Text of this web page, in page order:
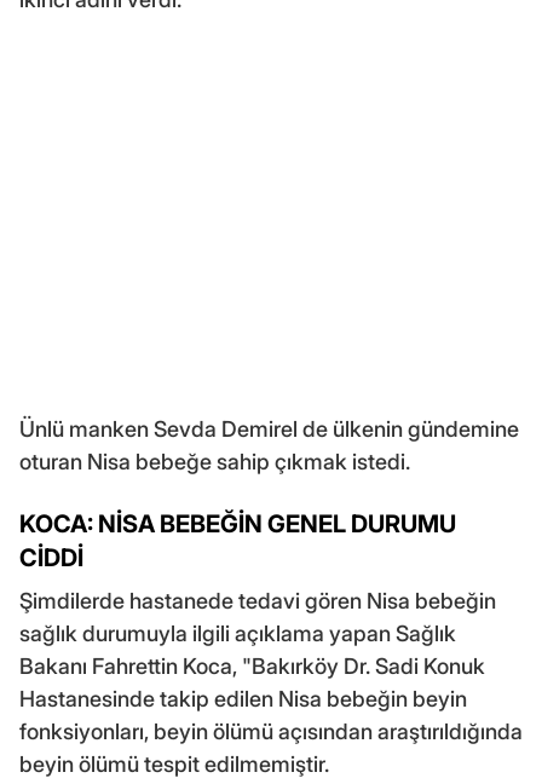
Ünlü manken Sevda Demirel de ülkenin gündemine
oturan Nisa bebeğe sahip çıkmak istedi.
KOCA: NİSA BEBEĞİN GENEL DURUMU
CİDDİ
Şimdilerde hastanede tedavi gören Nisa bebeğin
sağlık durumuyla ilgili açıklama yapan Sağlık
Bakanı Fahrettin Koca, "Bakırköy Dr. Sadi Konuk
Hastanesinde takip edilen Nisa bebeğin beyin
fonksiyonları, beyin ölümü açısından araştırıldığında
beyin ölümü tespit edilmemiştir.